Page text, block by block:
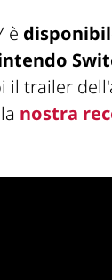
è
il trailer
nostra